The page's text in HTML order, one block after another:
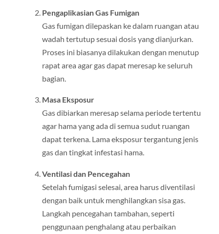
Pengaplikasian Gas Fumigan
Gas fumigan dilepaskan ke dalam ruangan atau
wadah tertutup sesuai dosis yang dianjurkan.
Proses ini biasanya dilakukan dengan menutup
rapat area agar gas dapat meresap ke seluruh
bagian.
Masa Eksposur
Gas dibiarkan meresap selama periode tertentu
agar hama yang ada di semua sudut ruangan
dapat terkena. Lama eksposur tergantung jenis
gas dan tingkat infestasi hama.
Ventilasi dan Pencegahan
Setelah fumigasi selesai, area harus diventilasi
dengan baik untuk menghilangkan sisa gas.
Langkah pencegahan tambahan, seperti
penggunaan penghalang atau perbaikan